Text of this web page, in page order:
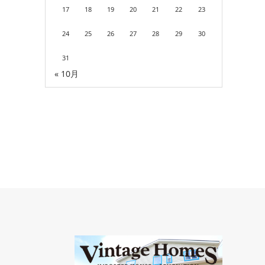
17 18 19 20 21 22 23
24 25 26 27 28 29 30
31
« 10月